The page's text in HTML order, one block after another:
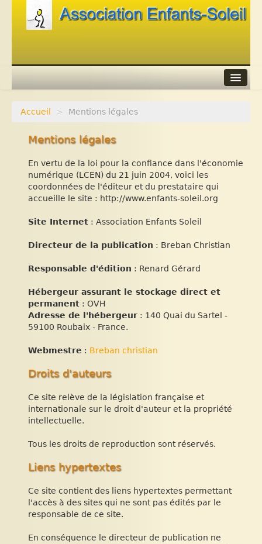
Agenda
Adhérer
Contacts
Liens
Accueil > Mentions légales
Mentions légales
En vertu de la loi pour la confiance dans l'économie
numérique (LCEN) du 21 juin 2004, voici les
coordonnées de l'éditeur et du prestataire qui
accueille le site : http://www.enfants-soleil.org
Site Internet : Association Enfants Soleil
Directeur de la publication : Breban Christian
Responsable d'édition : Renard Gérard
Hébergeur assurant le stockage direct et
permanent : OVH
Adresse de l'hébergeur : 140 Quai du Sartel -
59100 Roubaix - France.
Webmestre : Breban christian
Droits d'auteurs
Ce site relève de la législation française et
internationale sur le droit d'auteur et la propriété
intellectuelle.
Tous les droits de reproduction sont réservés.
Liens hypertextes
Ce site contient des liens hypertextes permettant
l'accès à des sites qui ne sont pas édités par le
responsable de ce site.
En conséquence le directeur de publication ne